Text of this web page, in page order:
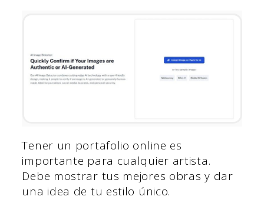
Tener un portafolio online es
importante para cualquier artista.
Debe mostrar tus mejores obras y dar
una idea de tu estilo único.